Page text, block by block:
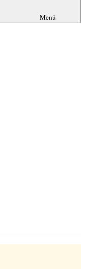
Menü